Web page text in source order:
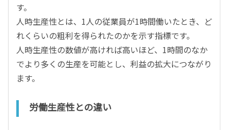
す。
人時生産性とは、1人の従業員が1時間働いたとき、ど
れくらいの粗利を得られたのかを示す指標です。
人時生産性の数値が高ければ高いほど、1時間のなか
でより多くの生産を可能とし、利益の拡大につながり
ます。
労働生産性との違い